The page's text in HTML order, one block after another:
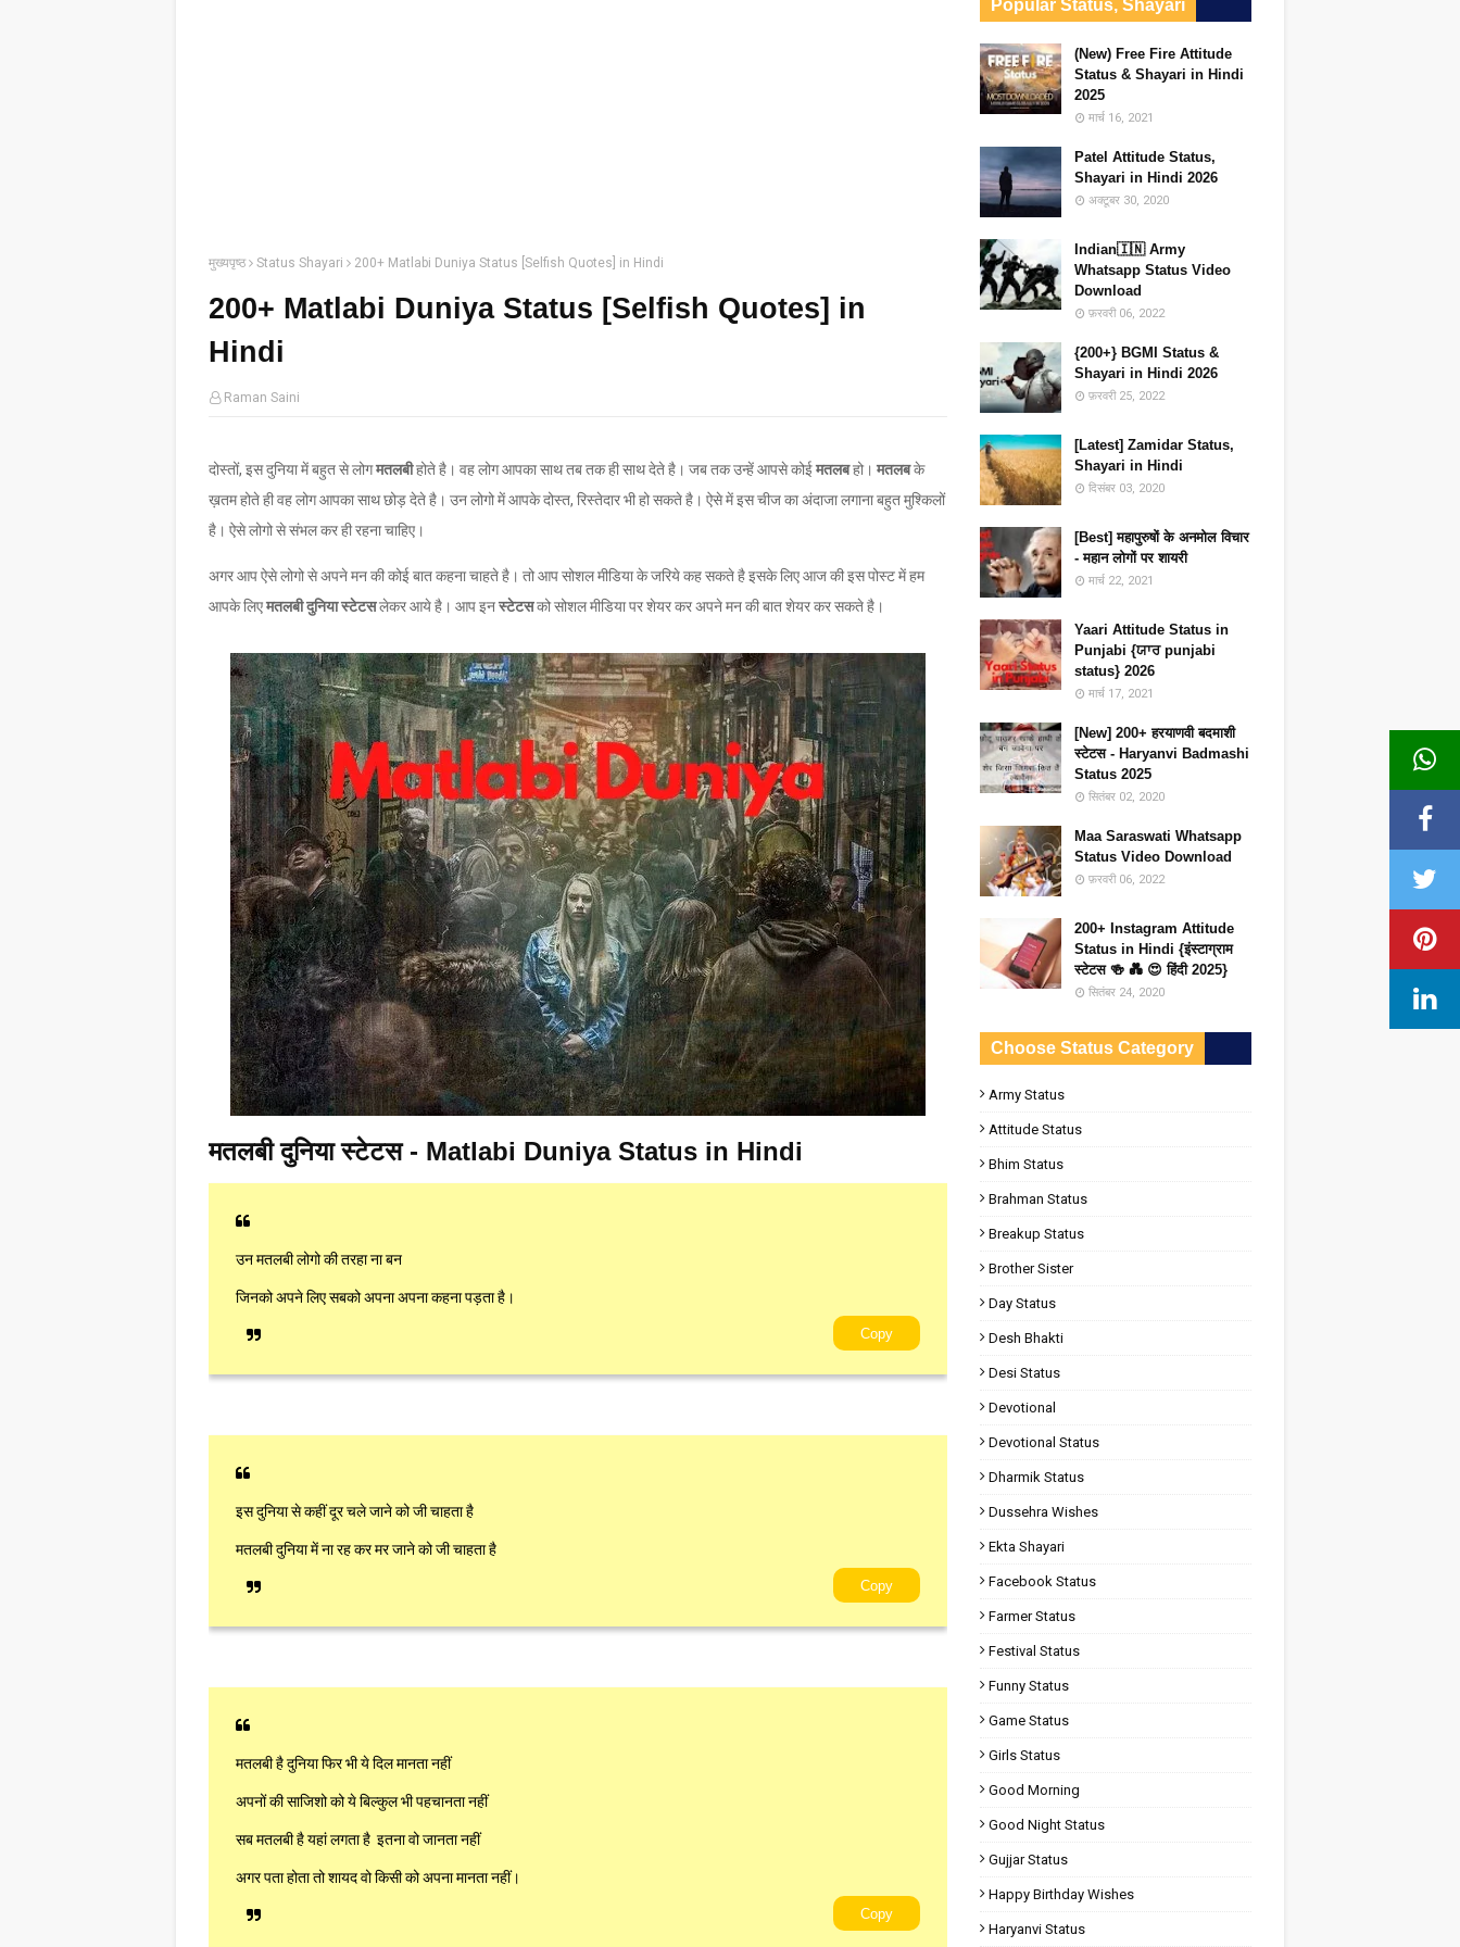
मुख्यपृष्ठ Status Shayari 200+ Matlabi Duniya Status [Selfish Quotes] in Hindi
200+ Matlabi Duniya Status [Selfish Quotes] in
Hindi
Raman Saini
दोस्तों, इस दुनिया में बहुत से लोगमतलबीहोते है। वह लोग आपका साथ तब तक ही साथ देते है। जब तक उन्हें आपसे कोईमतलबहो। मतलबके
ख़तम होते ही वह लोग आपका साथ छोड़ देते है। उन लोगो में आपके दोस्त, रिस्तेदार भी हो सकते है। ऐसे में इस चीज का अंदाजा लगाना बहुत मुश्किलों
है। ऐसे लोगो से संभल कर ही रहना चाहिए।
अगर आप ऐसे लोगो से अपने मन की कोई बात कहना चाहते है। तो आप सोशल मीडिया के जरिये कह सकते है इसके लिए आज की इस पोस्ट में हम
आपके लिएमतलबी दुनिया स्टेटसलेकर आये है। आप इनस्टेटसको सोशल मीडिया पर शेयर कर अपने मन की बात शेयर कर सकते है।
मतलबी दुनिया स्टेटस - Matlabi Duniya Status in Hindi
उन मतलबी लोगो की तरहा ना बन
जिनको अपने लिए सबको अपना अपना कहना पड़ता है।
Copy
इस दुनिया से कहीं दूर चले जाने को जी चाहता है
मतलबी दुनिया में ना रह कर मर जाने को जी चाहता है
Copy
मतलबी है दुनिया फिर भी ये दिल मानता नहीं
अपनों की साजिशो को ये बिल्कुल भी पहचानता नहीं
सब मतलबी है यहां लगता है इतना वो जानता नहीं
अगर पता होता तो शायद वो किसी को अपना मानता नहीं।
Copy
Popular Status, Shayari
(New) Free Fire Attitude
Status & Shayari in Hindi
2025
मार्च 16, 2021
Patel Attitude Status,
Shayari in Hindi 2026
अक्टूबर 30, 2020
Indian🇮🇳 Army
Whatsapp Status Video
Download
फ़रवरी 06, 2022
{200+} BGMI Status &
Shayari in Hindi 2026
फ़रवरी 25, 2022
[Latest] Zamidar Status,
Shayari in Hindi
दिसंबर 03, 2020
[Best] महापुरुषों के अनमोल विचार
- महान लोगों पर शायरी
मार्च 22, 2021
Yaari Attitude Status in
Punjabi {ਯਾਰ punjabi
status} 2026
मार्च 17, 2021
[New] 200+ हरयाणवी बदमाशी
स्टेटस - Haryanvi Badmashi
Status 2025
सितंबर 02, 2020
Maa Saraswati Whatsapp
Status Video Download
फ़रवरी 06, 2022
200+ Instagram Attitude
Status in Hindi {इंस्टाग्राम
स्टेटस 🍻 💑 😍 हिंदी 2025}
सितंबर 24, 2020
Choose Status Category
Army Status
Attitude Status
Bhim Status
Brahman Status
Breakup Status
Brother Sister
Day Status
Desh Bhakti
Desi Status
Devotional
Devotional Status
Dharmik Status
Dussehra Wishes
Ekta Shayari
Facebook Status
Farmer Status
Festival Status
Funny Status
Game Status
Girls Status
Good Morning
Good Night Status
Gujjar Status
Happy Birthday Wishes
Haryanvi Status